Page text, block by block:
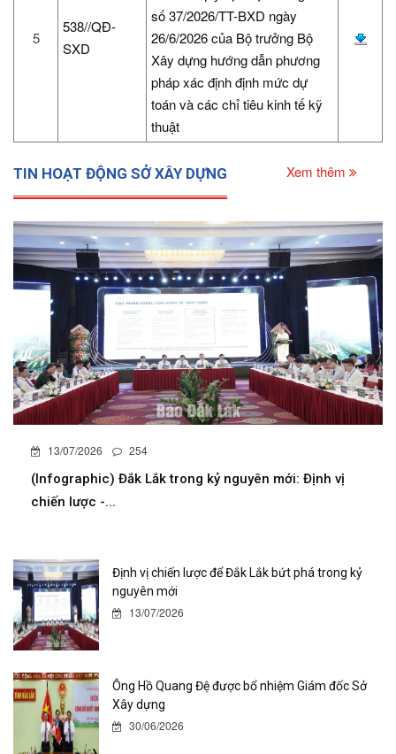
5
538//QĐ-
SXD
số 37/2026/TT-BXD ngày
26/6/2026 của Bộ trưởng Bộ
Xây dựng hướng dẫn phương
pháp xác định định mức dự
toán và các chỉ tiêu kinh tế kỹ
thuật
TIN HOẠT ĐỘNG SỞ XÂY DỰNG Xem thêm
13/07/2026 254
(Infographic) Đắk Lắk trong kỷ nguyên mới: Định vị
chiến lược -...
Định vị chiến lược để Đắk Lắk bứt phá trong kỷ
nguyên mới
13/07/2026
Ông Hồ Quang Đệ được bổ nhiệm Giám đốc Sở
Xây dựng
30/06/2026